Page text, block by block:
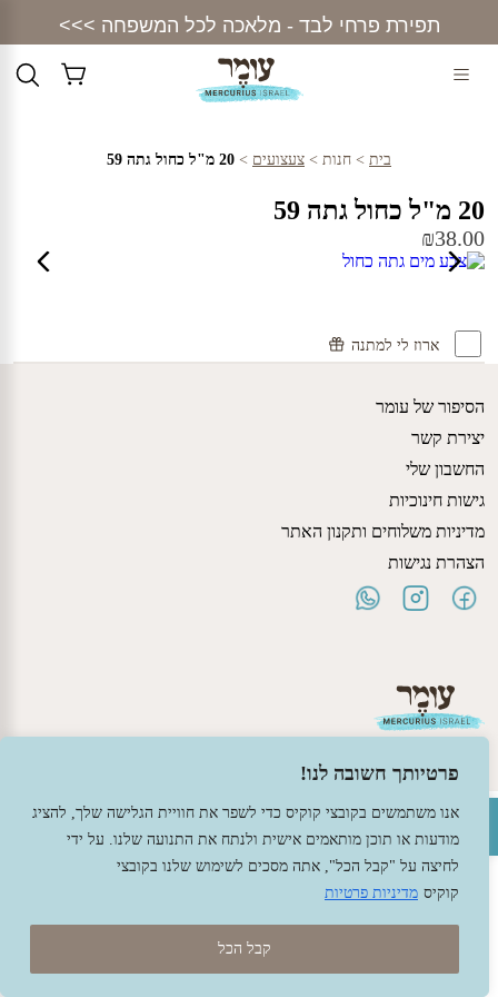
פתח סרגל נגישות
פרטיותך חשובה לנו!
אנו משתמשים בקובצי קוקיס כדי לשפר את חוויית הגלישה שלך, להציג
מודעות או תוכן מותאמים אישית ולנתח את התנועה שלנו. על ידי
לחיצה על "קבל הכל", אתה מסכים לשימוש שלנו בקובצי
קוקיס מדיניות פרטיות
קבל הכל
content
תפירת פרחי לבד - מלאכה לכל המשפחה >>>
בית > חנות > צעצועים > 20 מ"ל כחול גתה 59
20 מ"ל כחול גתה 59
₪38.00
ארוז לי למתנה
הסיפור של עומר
יצירת קשר
החשבון שלי
גישות חינוכיות
מדיניות משלוחים ותקנון האתר
הצהרת נגישות
עיצוב -גל פלג , בניה -שמרת דיגיטל - מומחה מחשוב ואינטרנט